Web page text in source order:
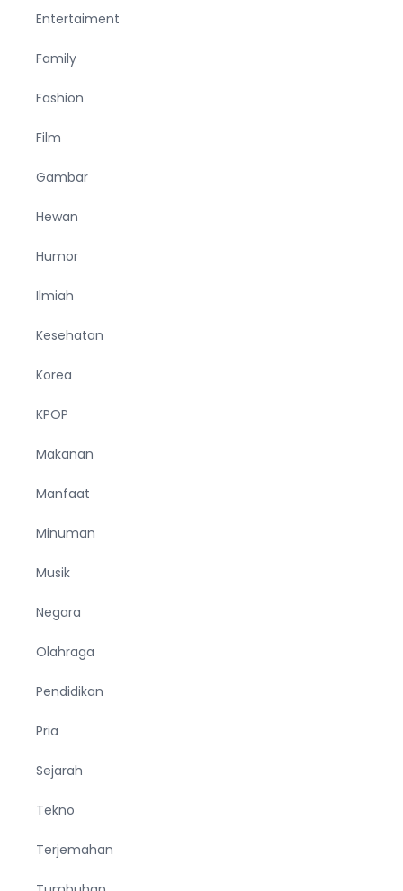
Entertaiment
Family
Fashion
Film
Gambar
Hewan
Humor
Ilmiah
Kesehatan
Korea
KPOP
Makanan
Manfaat
Minuman
Musik
Negara
Olahraga
Pendidikan
Pria
Sejarah
Tekno
Terjemahan